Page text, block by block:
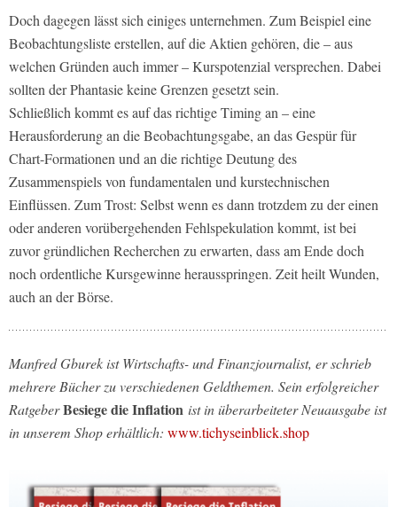
Doch dagegen lässt sich einiges unternehmen. Zum Beispiel eine
Beobachtungsliste erstellen, auf die Aktien gehören, die – aus
welchen Gründen auch immer – Kurspotenzial versprechen. Dabei
sollten der Phantasie keine Grenzen gesetzt sein.
Schließlich kommt es auf das richtige Timing an – eine
Herausforderung an die Beobachtungsgabe, an das Gespür für
Chart-Formationen und an die richtige Deutung des
Zusammenspiels von fundamentalen und kurstechnischen
Einflüssen. Zum Trost: Selbst wenn es dann trotzdem zu der einen
oder anderen vorübergehenden Fehlspekulation kommt, ist bei
zuvor gründlichen Recherchen zu erwarten, dass am Ende doch
noch ordentliche Kursgewinne herausspringen. Zeit heilt Wunden,
auch an der Börse.
Manfred Gburek ist Wirtschafts- und Finanzjournalist, er schrieb
mehrere Bücher zu verschiedenen Geldthemen. Sein erfolgreicher
RatgeberBesiege die Inflation ist in überarbeiteter Neuausgabe ist
in unserem Shop erhältlich: www.tichyseinblick.shop